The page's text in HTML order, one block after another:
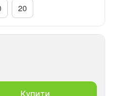
20
Купити